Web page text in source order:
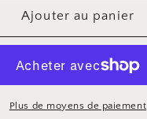
pour
5
Crème
et
Sucre
Ajouter au panier
Plus de moyens de paiement